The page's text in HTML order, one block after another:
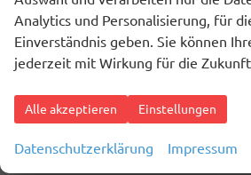
Wärmeschutzverglasung, ab
abgedunkelt
(4E7) Servoschließung
MULTIMEDIA UND
(U9C) USB Typ-C Daten- und
Analytics und Personalisierung, für
Einverständnis geben. Sie können
jederzeit mit Wirkung für die
Alle akzeptieren Einstellungen
Datenschutzerklärung Impressum